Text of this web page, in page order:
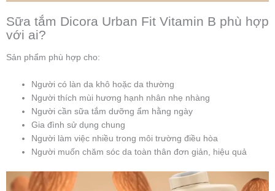
Sữa tắm Dicora Urban Fit Vitamin B phù hợp
với ai?
Sản phẩm phù hợp cho:
Người có làn da khô hoặc da thường
Người thích mùi hương hạnh nhân nhẹ nhàng
Người cần sữa tắm dưỡng ẩm hằng ngày
Gia đình sử dụng chung
Người làm việc nhiều trong môi trường điều hòa
Người muốn chăm sóc da toàn thân đơn giản, hiệu quả